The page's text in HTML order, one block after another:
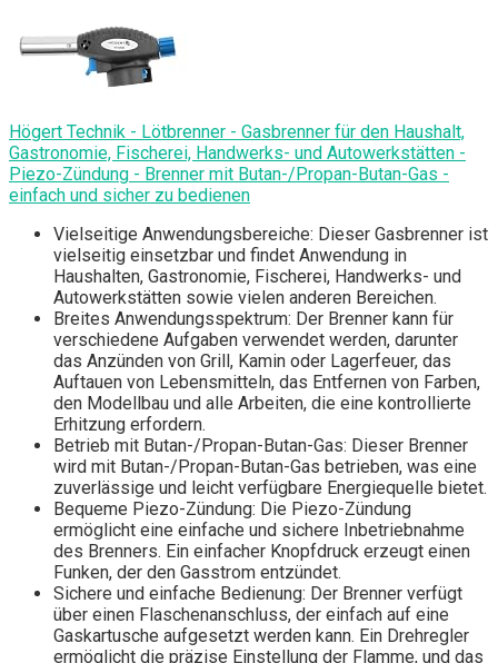
Högert Technik - Lötbrenner - Gasbrenner für den Haushalt,
Gastronomie, Fischerei, Handwerks- und Autowerkstätten -
Piezo-Zündung - Brenner mit Butan-/Propan-Butan-Gas -
einfach und sicher zu bedienen
Vielseitige Anwendungsbereiche: Dieser Gasbrenner ist
vielseitig einsetzbar und findet Anwendung in
Haushalten, Gastronomie, Fischerei, Handwerks- und
Autowerkstätten sowie vielen anderen Bereichen.
Breites Anwendungsspektrum: Der Brenner kann für
verschiedene Aufgaben verwendet werden, darunter
das Anzünden von Grill, Kamin oder Lagerfeuer, das
Auftauen von Lebensmitteln, das Entfernen von Farben,
den Modellbau und alle Arbeiten, die eine kontrollierte
Erhitzung erfordern.
Betrieb mit Butan-/Propan-Butan-Gas: Dieser Brenner
wird mit Butan-/Propan-Butan-Gas betrieben, was eine
zuverlässige und leicht verfügbare Energiequelle bietet.
Bequeme Piezo-Zündung: Die Piezo-Zündung
ermöglicht eine einfache und sichere Inbetriebnahme
des Brenners. Ein einfacher Knopfdruck erzeugt einen
Funken, der den Gasstrom entzündet.
Sichere und einfache Bedienung: Der Brenner verfügt
über einen Flaschenanschluss, der einfach auf eine
Gaskartusche aufgesetzt werden kann. Ein Drehregler
ermöglicht die präzise Einstellung der Flamme, und das